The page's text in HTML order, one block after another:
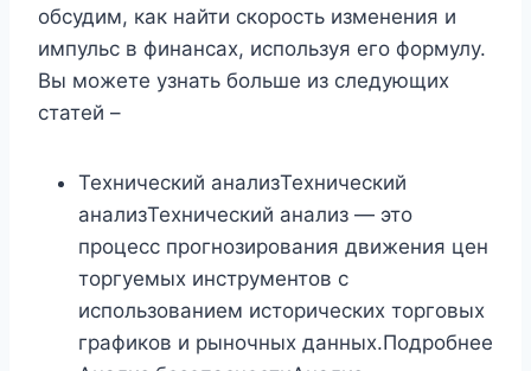
обсудим, как найти скорость изменения и
импульс в финансах, используя его формулу.
Вы можете узнать больше из следующих
статей –
Технический анализТехнический
анализТехнический анализ — это
процесс прогнозирования движения цен
торгуемых инструментов с
использованием исторических торговых
графиков и рыночных данных.Подробнее